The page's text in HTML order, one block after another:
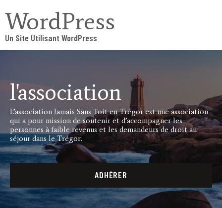
WordPress
Un Site Utilisant WordPress
l'association
L’association Jamais Sans Toit en Trégor est une association
qui a pour mission de soutenir et d’accompagner les
personnes à faible revenus et les demandeurs de droit au
séjour dans le Trégor.
ADHÉRER